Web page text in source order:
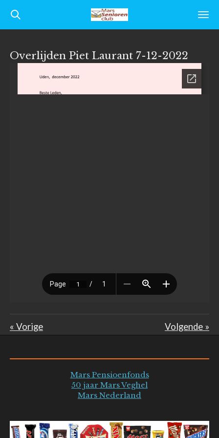
Ga
direct
de
hoofdinhoud
Overlijden Piet Laurant 7-12-2022
« Vorige Volgende »
Mars Pensioenfonds
50 jaar Mars Veghel
Mars Nederland